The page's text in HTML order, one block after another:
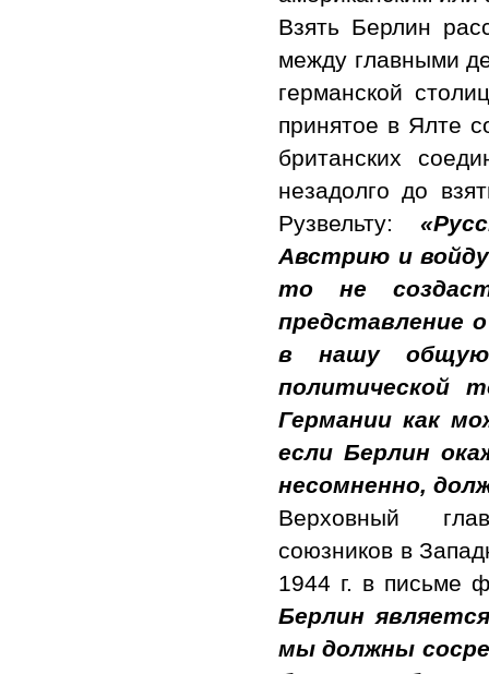
Взять Берлин
между главными
германской
принятое в Ялте
британских
незадолго до
Рузвельту:
Австрию и
то не
представление
в нашу
политической
Германии как
если Берлин
несомненно,
Верховный
союзников в
1944 г. в письме
Берлин
мы должны